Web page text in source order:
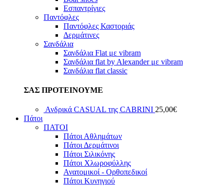
Εσπαντρίγιες
Παντόφλες
Παντόφλες Καστοριάς
Δερμάτινες
Σανδάλια
Σανδάλια Flat με vibram
Σανδάλια flat by Alexander με vibram
Σανδάλια flat classic
ΣΑΣ ΠΡΟΤΕΙΝΟΥΜΕ
Ανδρικά CASUAL της CABRINI 25,00€
Πάτοι
ΠΑΤΟΙ
Πάτοι Αθλημάτων
Πάτοι Δερμάτινοι
Πάτοι Σιλικόνης
Πάτοι Χλωροφύλλης
Ανατομικοί - Ορθοπεδικοί
Πάτοι Κυνηγιού